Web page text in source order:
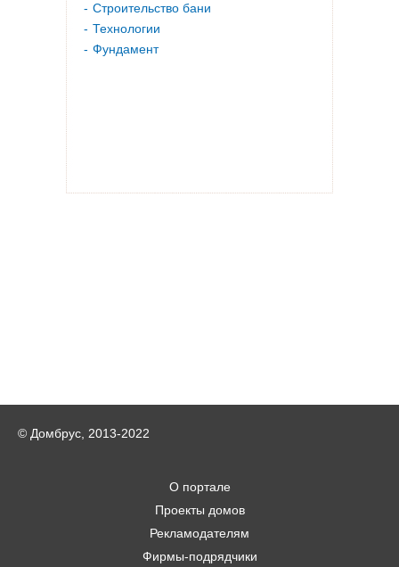
Строительство бани
Технологии
Фундамент
© Домбрус, 2013-2022
О портале
Проекты домов
Рекламодателям
Фирмы-подрядчики